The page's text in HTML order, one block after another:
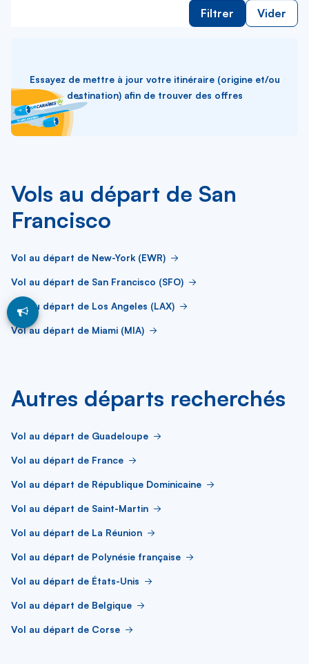
Filtrer Vider
Essayez de mettre à jour votre itinéraire (origine et/ou
destination) afin de trouver des offres
Vols au départ de San
Francisco
Vol au départ de New-York (EWR)
Vol au départ de San Francisco (SFO)
Vol au départ de Los Angeles (LAX)
Vol au départ de Miami (MIA)
Autres départs recherchés
Vol au départ de Guadeloupe
Vol au départ de France
Vol au départ de République Dominicaine
Vol au départ de Saint-Martin
Vol au départ de La Réunion
Vol au départ de Polynésie française
Vol au départ de États-Unis
Vol au départ de Belgique
Vol au départ de Corse